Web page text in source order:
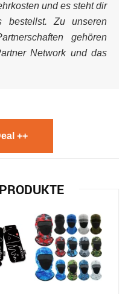
und es steht dir
Zu unseren
gehören
Network und das
++